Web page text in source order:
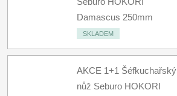
Damascus 250mm
SKLADEM
AKCE 1+1 Šéfkuchařský
nůž Seburo HOKORI